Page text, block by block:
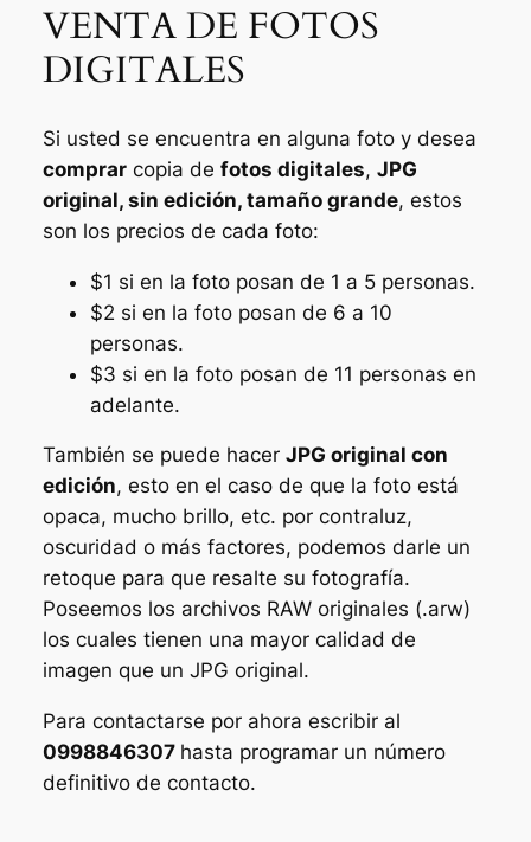
VENTA DE FOTOS
DIGITALES
Si usted se encuentra en alguna foto y desea
comprarcopia de fotos digitales, JPG
original, sin edición, tamaño grande, estos
son los precios de cada foto:
$1 si en la foto posan de 1 a 5 personas.
$2 si en la foto posan de 6 a 10
personas.
$3 si en la foto posan de 11 personas en
adelante.
También se puede hacer JPG original con
edición, esto en el caso de que la foto está
opaca, mucho brillo, etc. por contraluz,
oscuridad o más factores, podemos darle un
retoque para que resalte su fotografía.
Poseemos los archivos RAW originales (.arw)
los cuales tienen una mayor calidad de
imagen que un JPG original.
Para contactarse por ahora escribir al
0998846307 hasta programar un número
definitivo de contacto.